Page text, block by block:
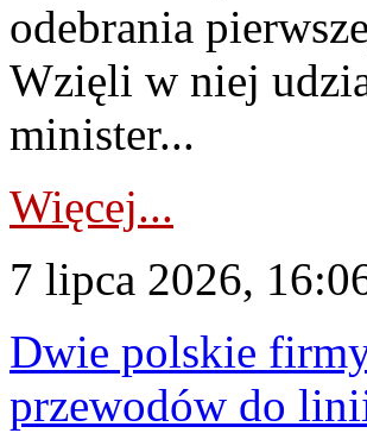
odebrania
Wzięli w niej
minister...
Więcej...
7 lipca 2026,
Dwie polskie
przewodów do